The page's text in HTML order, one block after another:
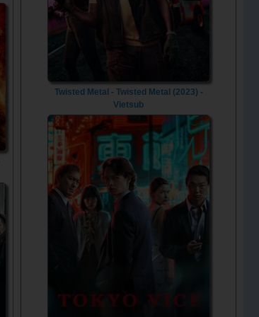
Twisted Metal - Twisted Metal (2023) -
Vietsub